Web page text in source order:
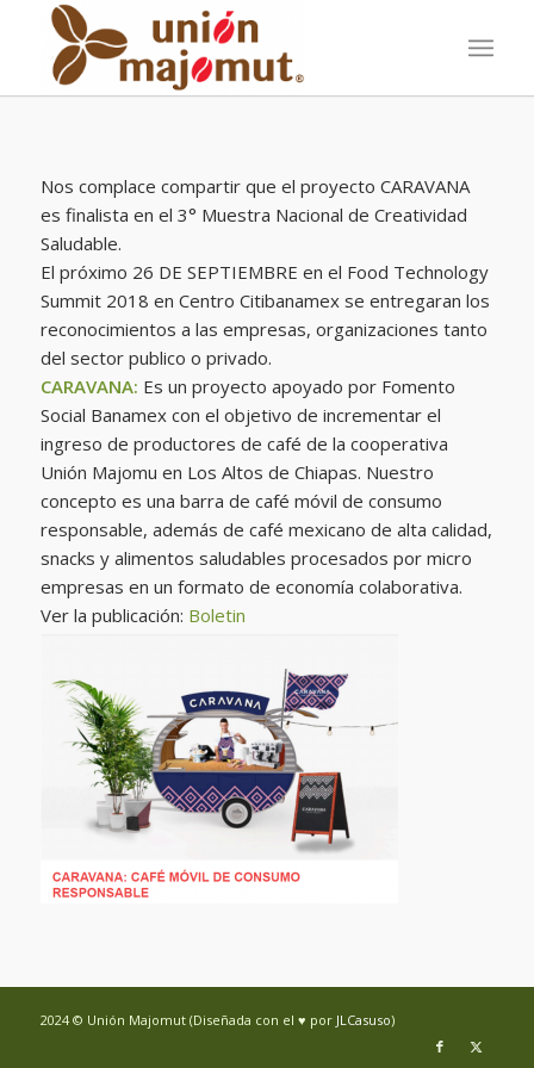
Nos complace compartir que el proyecto CARAVANA
es finalista en el 3° Muestra Nacional de Creatividad
Saludable.
El próximo 26 DE SEPTIEMBRE en el Food Technology
Summit 2018 en Centro Citibanamex se entregaran los
reconocimientos a las empresas, organizaciones tanto
del sector publico o privado.
CARAVANA: Es un proyecto apoyado por Fomento
Social Banamex con el objetivo de incrementar el
ingreso de productores de café de la cooperativa
Unión Majomu en Los Altos de Chiapas. Nuestro
concepto es una barra de café móvil de consumo
responsable, además de café mexicano de alta calidad,
snacks y alimentos saludables procesados por micro
empresas en un formato de economía colaborativa.
Ver la publicación: Boletin
2024 © Unión Majomut (Diseñada con el ♥ por JLCasuso)